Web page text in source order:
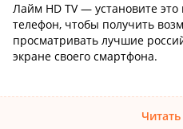
Лайм HD TV — установите
телефон, чтобы получить
просматривать лучшие
экране своего смартфона.